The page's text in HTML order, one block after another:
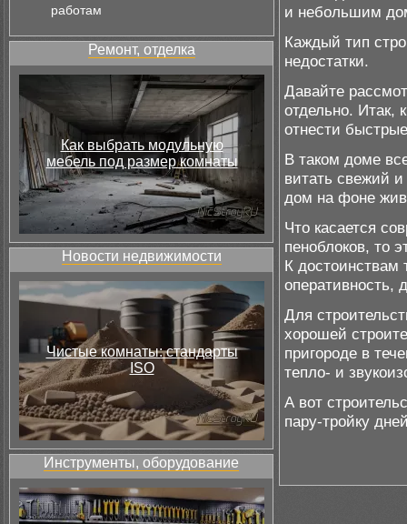
работам
Ремонт, отделка
Как выбрать модульную
мебель под размер комнаты
Новости недвижимости
Чистые комнаты: стандарты
ISO
Инструменты, оборудование
и небольшим
Каждый тип
недостатки.
Давайте
отдельно. Итак,
отнести
В таком доме
витать свежий
дом на фоне
Что касается
пеноблоков, то
К достоинствам
оперативность,
Для
хорошей
пригороде в
тепло- и
А вот
пару-тройку